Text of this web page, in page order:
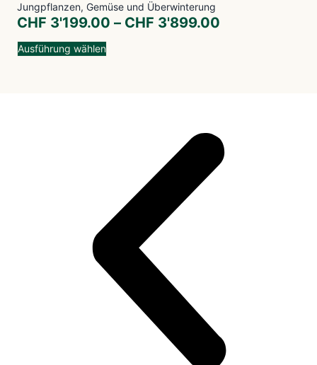
Jungpflanzen, Gemüse und Überwinterung
CHF 3'199.00 – CHF 3'899.00
Ausführung wählen